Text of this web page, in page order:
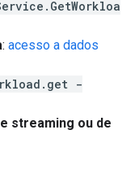
: acesso a dados
-
streaming ou de